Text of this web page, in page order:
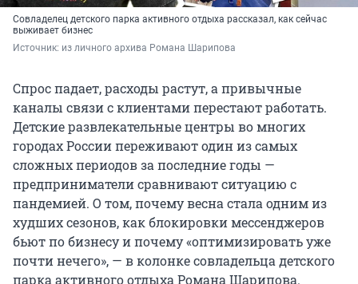
Совладелец детского парка активного отдыха рассказал, как сейчас
выживает бизнес
Источник: из личного архива Романа Шарипова
Спрос падает, расходы растут, а привычные
каналы связи с клиентами перестают работать.
Детские развлекательные центры во многих
городах России переживают один из самых
сложных периодов за последние годы —
предприниматели сравнивают ситуацию с
пандемией. О том, почему весна стала одним из
худших сезонов, как блокировки мессенджеров
бьют по бизнесу и почему «оптимизировать уже
почти нечего», — в колонке совладельца детского
парка активного отдыха Романа Шарипова.